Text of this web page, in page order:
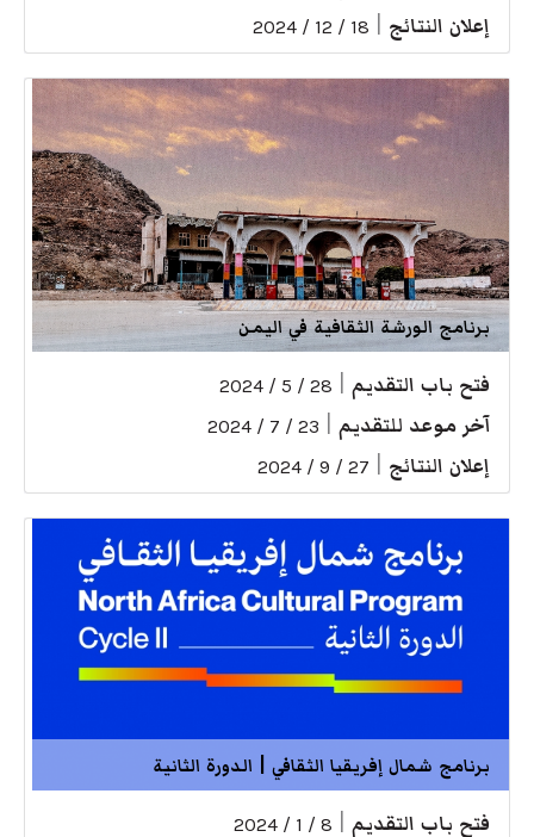
إعلان النتائج 18 / 12 / 2024
برنامج الورشة الثقافية في اليمن
فتح باب التقديم 28 / 5 / 2024
آخر موعد للتقديم 23 / 7 / 2024
إعلان النتائج 27 / 9 / 2024
برنامج شمال إفريقيا الثقافي | الدورة الثانية
فتح باب التقديم 8 / 1 / 2024